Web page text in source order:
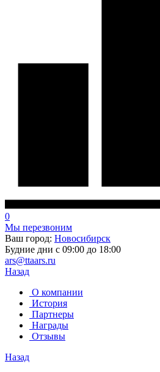
0
Мы перезвоним
Ваш город: Новосибирск
Будние дни с 09:00 до 18:00
ars@ttaars.ru
Назад
О компании
История
Партнеры
Награды
Отзывы
Назад